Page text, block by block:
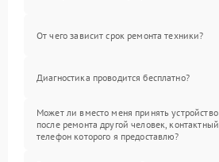
От чего зависит срок ремонта техники?
Диагностика проводится бесплатно?
Может ли вместо меня принять устройство
после ремонта другой человек, контактный
телефон которого я предоставлю?